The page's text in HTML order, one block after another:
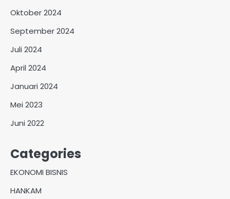
Oktober 2024
September 2024
Juli 2024
April 2024
Januari 2024
Mei 2023
Juni 2022
Categories
EKONOMI BISNIS
HANKAM